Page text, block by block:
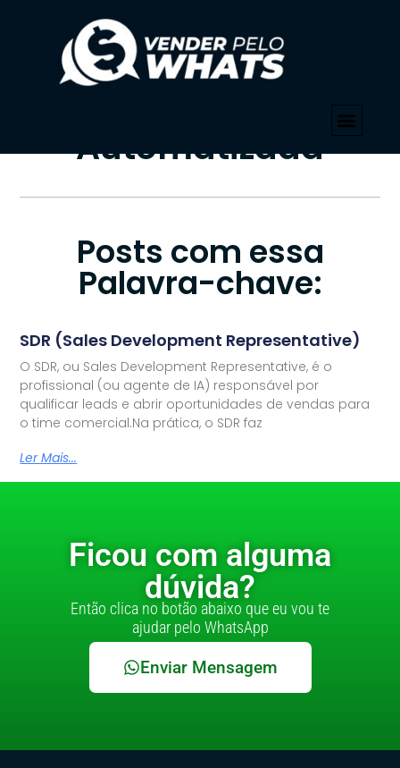
PALAVRA-CHAVE
Início »Pré-Venda Automatizada
Tag: Pré-Venda
Automatizada
Posts com essa
Palavra-chave:
SDR (Sales Development Representative)
O SDR, ou Sales Development Representative, é o
profissional (ou agente de IA) responsável por
qualificar leads e abrir oportunidades de vendas para
o time comercial.Na prática, o SDR faz
Ler Mais...
Ficou com alguma
dúvida?
Então clica no botão abaixo que eu vou te
ajudar pelo WhatsApp
Enviar Mensagem